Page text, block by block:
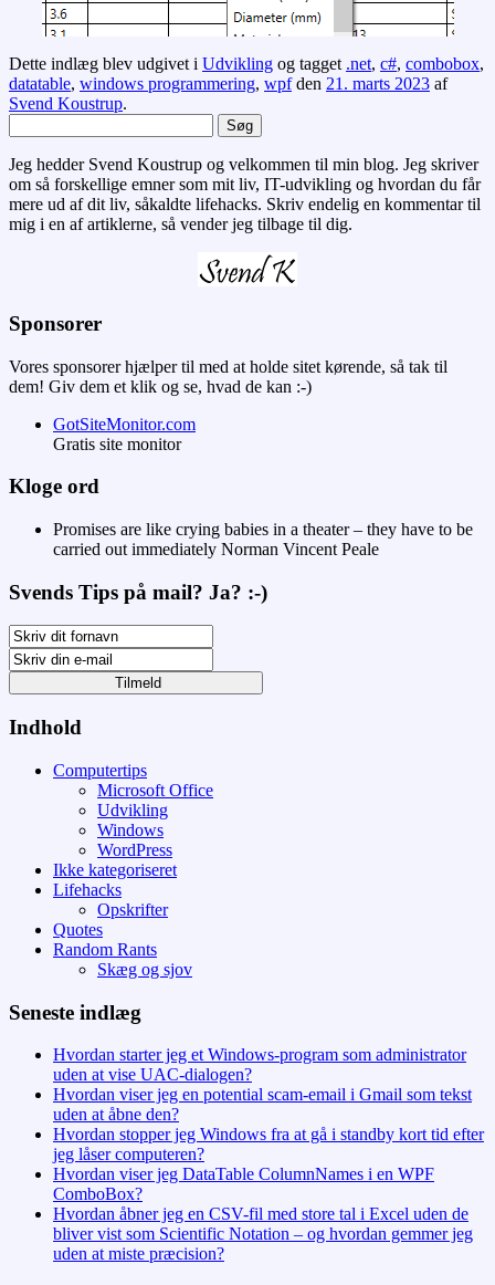
Dette indlæg blev udgivet i Udvikling og tagget .net, c#, combobox,
datatable, windows programmering, wpfden 21. marts 2023 af
Svend Koustrup.
efter:
Jeg hedder Svend Koustrup og velkommen til min blog. Jeg skriver
om så forskellige emner som mit liv, IT-udvikling og hvordan du får
mere ud af dit liv, såkaldte lifehacks. Skriv endelig en kommentar til
mig i en af artiklerne, så vender jeg tilbage til dig.
Sponsorer
Vores sponsorer hjælper til med at holde sitet kørende, så tak til
dem! Giv dem et klik og se, hvad de kan :-)
GotSiteMonitor.com
Gratis site monitor
Kloge ord
Promises are like crying babies in a theater – they have to be
carried out immediately Norman Vincent Peale
Svends Tips på mail? Ja? :-)
Indhold
Computertips
Microsoft Office
Udvikling
Windows
WordPress
Ikke kategoriseret
Lifehacks
Opskrifter
Quotes
Random Rants
Skæg og sjov
Seneste indlæg
Hvordan starter jeg et Windows-program som administrator
uden at vise UAC-dialogen?
Hvordan viser jeg en potential scam-email i Gmail som tekst
uden at åbne den?
Hvordan stopper jeg Windows fra at gå i standby kort tid efter
jeg låser computeren?
Hvordan viser jeg DataTable ColumnNames i en WPF
ComboBox?
Hvordan åbner jeg en CSV-fil med store tal i Excel uden de
bliver vist som Scientific Notation – og hvordan gemmer jeg
uden at miste præcision?